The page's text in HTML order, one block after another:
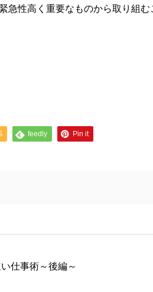
急性高く重要なものから取り組む
feedly Pin it
仕事術～後編～